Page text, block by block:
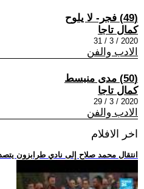
(49) فجر- لا يلوح
كمال تاجا
2020 / 3 / 31
الادب والفن
(50) مدى منبسط
كمال تاجا
2020 / 3 / 29
الادب والفن
اخر الافلام
.. انتقال محمد صلاح إلى نادي طرابزون